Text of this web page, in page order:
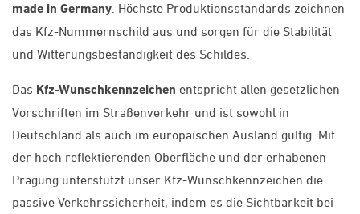
made in Germany . Höchste Produktionsstandards zeichnen
das Kfz-Nummernschild aus und sorgen für die Stabilität
und Witterungsbeständigkeit des Schildes.
Das Kfz-Wunschkennzeichen entspricht allen gesetzlichen
Vorschriften im Straßenverkehr und ist sowohl in
Deutschland als auch im europäischen Ausland gültig. Mit
der hoch reflektierenden Oberfläche und der erhabenen
Prägung unterstützt unser Kfz-Wunschkennzeichen die
passive Verkehrssicherheit, indem es die Sichtbarkeit bei